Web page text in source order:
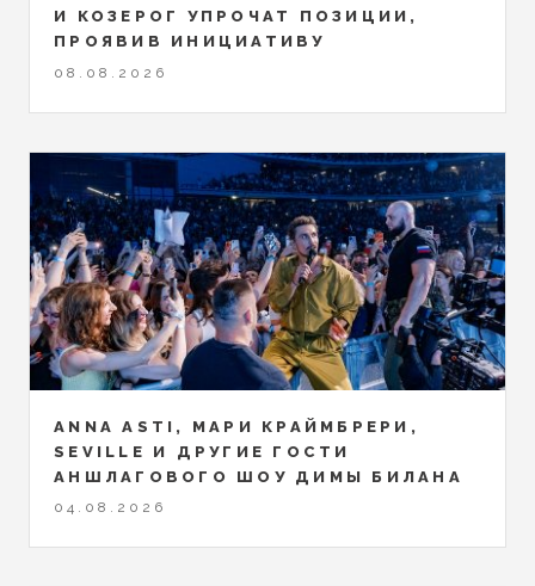
И КОЗЕРОГ УПРОЧАТ ПОЗИЦИИ,
ПРОЯВИВ ИНИЦИАТИВУ
08.08.2026
ANNA ASTI, МАРИ КРАЙМБРЕРИ,
SEVILLE И ДРУГИЕ ГОСТИ
АНШЛАГОВОГО ШОУ ДИМЫ БИЛАНА
04.08.2026